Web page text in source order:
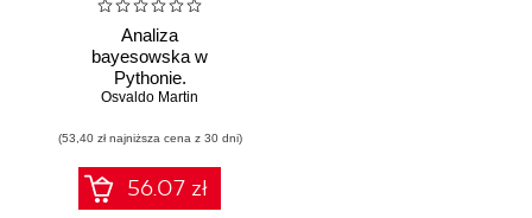
Analiza
bayesowska w
Pythonie.
Praktyczny
modelowaniu
probabilistycznym.
Wydanie III
Osvaldo Martin
(53,40 zł najniższa cena z 30 dni)
56.07 zł